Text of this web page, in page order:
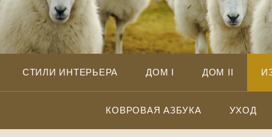
СТИЛИ ИНТЕРЬЕРА ДОМ I ДОМ II
КОВРОВАЯ АЗБУКА УХОД